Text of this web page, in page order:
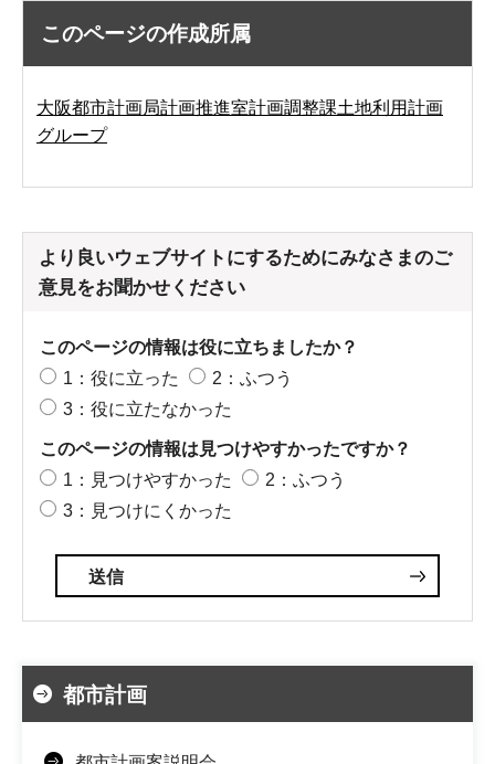
このページの作成所属
大阪都市計画局計画推進室計画調整課土地利用計画
グループ
より良いウェブサイトにするためにみなさまのご
意見をお聞かせください
このページの情報は役に立ちましたか？
1：役に立った
2：ふつう
3：役に立たなかった
このページの情報は見つけやすかったですか？
1：見つけやすかった
2：ふつう
3：見つけにくかった
都市計画